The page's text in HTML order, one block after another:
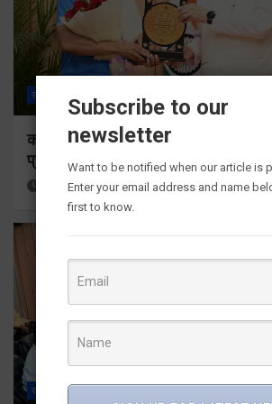
राज्य
कॉमनवेल्थ गेम्स 2026 के उत्तराखंड के पदक
प्रशिक्षकों को मुख्यमंत्री धामी ने किया
15 hours ago Viri Gairola
राज्य ALL
Subscribe to our
newsletter
Want to be notified when our article is
Enter your email address and name
first to know.